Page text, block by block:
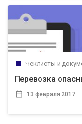
Чеклисты и
Перевозка
13 февраля 2017